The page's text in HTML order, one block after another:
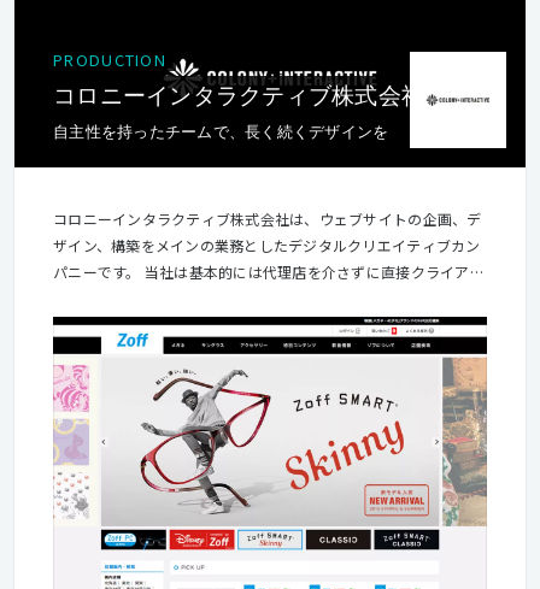
PRODUCTION
コロニーインタラクティブ株式会社
自主性を持ったチームで、長く続くデザインを
コロニーインタラクティブ株式会社は、ウェブサイトの企画、デ
ザイン、構築をメインの業務としたデジタルクリエイティブカン
パニーです。 当社は基本的には代理店を介さずに直接クライアン
だけではなく積極的に提案も行い、クライアントの希望を実現し
ていきます。 クライアントはファッション、インテリア、ライフ
スタイル系のナショナルクライアントが多く、使いやすく、見た
目にも美しく…と常に高いクオリティを求められます。 そんな中
で私たちは、デザインやテクノロジーを最大限に使い「心地よ
く、毎日見たくなるサイト」を実現しています。 会社は自主性の
高いメンバーが多い環境です。 ナレッジを共有しチームで仕事を
する意味を理解して、業務範囲を自分で決めずに様々な部分でプ
ロジェクトや会社に貢献しようとする姿勢の方を歓迎します。